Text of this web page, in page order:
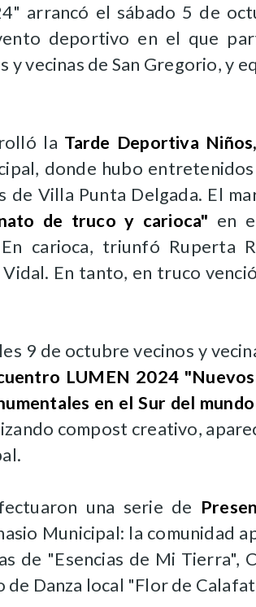
arrancó el sábado 5 de
deportivo en el que
vecinas de San Gregorio, y
la Tarde Deportiva
donde hubo
de Villa Punta Delgada. El
de truco y carioca" en
carioca, triunfó Ruperta
En tanto, en truco
9 de octubre vecinos y
LUMEN 2024
en el Sur del
compost creativo,
una serie de
Municipal: la comunidad
de "Esencias de Mi Tierra",
Danza local "Flor de